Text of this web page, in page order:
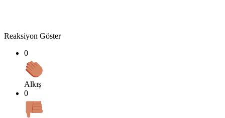
Reaksiyon Göster
0
Alkış
0